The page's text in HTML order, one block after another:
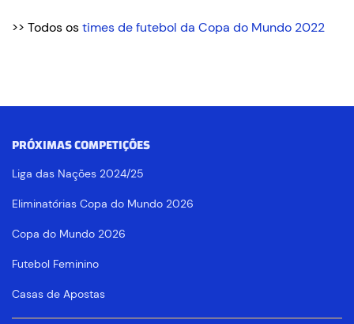
>> Todos ostimes de futebol da Copa do Mundo 2022
PRÓXIMAS COMPETIÇÕES
Liga das Nações 2024/25
Eliminatórias Copa do Mundo 2026
Copa do Mundo 2026
Futebol Feminino
Casas de Apostas